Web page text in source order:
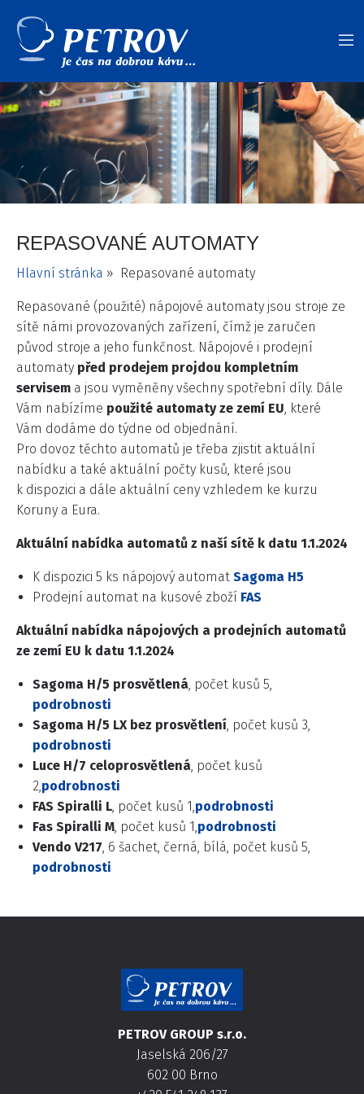
REPASOVANÉ AUTOMATY
Hlavní stránka » Repasované automaty
Repasované (použité) nápojové automaty jsou stroje ze
sítě námi provozovaných zařízení, čímž je zaručen
původ stroje a jeho funkčnost. Nápojové i prodejní
automaty před prodejem projdou kompletním
servisem a jsou vyměněny všechny spotřební díly. Dále
Vám nabízíme použité automaty ze zemí EU, které
Vám dodáme do týdne od objednání.
Pro dovoz těchto automatů je třeba zjistit aktuální
nabídku a také aktuální počty kusů, které jsou
k dispozici a dále aktuální ceny vzhledem ke kurzu
Koruny a Eura.
Aktuální nabídka automatů z naší sítě k datu 1.1.2024
K dispozici 5 ks nápojový automat Sagoma H5
Prodejní automat na kusové zboží FAS
Aktuální nabídka nápojových a prodejních automatů
ze zemí EU k datu 1.1.2024
Sagoma H/5 prosvětlená, počet kusů 5,
podrobnosti
Sagoma H/5 LX bez prosvětlení, počet kusů 3,
podrobnosti
Luce H/7 celoprosvětlená, počet kusů
2,podrobnosti
FAS Spiralli L, počet kusů 1,podrobnosti
Fas Spiralli M, počet kusů 1,podrobnosti
Vendo V217, 6 šachet, černá, bílá, počet kusů 5,
podrobnosti
PETROV GROUP s.r.o.
Jaselská 206/27
602 00 Brno